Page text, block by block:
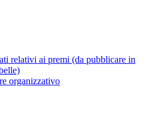
relativi ai premi (da pubblicare in
organizzativo